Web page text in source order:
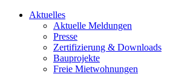
Aktuelles
Aktuelle Meldungen
Presse
Zertifizierung & Downloads
Bauprojekte
Freie Mietwohnungen